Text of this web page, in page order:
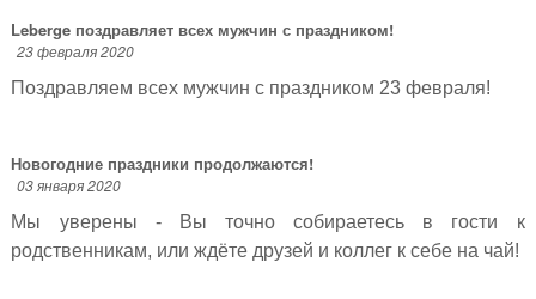
Leberge поздравляет всех мужчин с праздником!
23 февраля 2020
Поздравляем всех мужчин с праздником 23 февраля!
Новогодние праздники продолжаются!
03 января 2020
Мы уверены - Вы точно собираетесь в гости к
родственникам, или ждёте друзей и коллег к себе на чай!